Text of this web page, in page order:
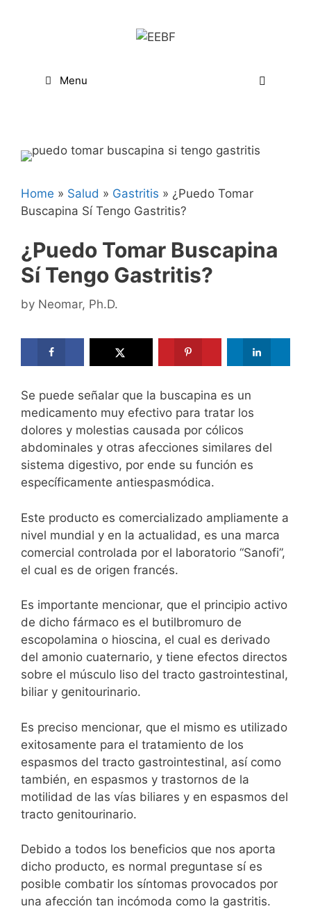
Menu
Home » Salud » Gastritis » ¿Puedo Tomar
Buscapina Sí Tengo Gastritis?
¿Puedo Tomar Buscapina
Sí Tengo Gastritis?
by Neomar, Ph.D.
Se puede señalar que la buscapina es un
medicamento muy efectivo para tratar los
dolores y molestias causada por cólicos
abdominales y otras afecciones similares del
sistema digestivo, por ende su función es
específicamente antiespasmódica.
Este producto es comercializado ampliamente a
nivel mundial y en la actualidad, es una marca
comercial controlada por el laboratorio “Sanofi”,
el cual es de origen francés.
Es importante mencionar, que el principio activo
de dicho fármaco es el butilbromuro de
escopolamina o hioscina, el cual es derivado
del amonio cuaternario, y tiene efectos directos
sobre el músculo liso del tracto gastrointestinal,
biliar y genitourinario.
Es preciso mencionar, que el mismo es utilizado
exitosamente para el tratamiento de los
espasmos del tracto gastrointestinal, así como
también, en espasmos y trastornos de la
motilidad de las vías biliares y en espasmos del
tracto genitourinario.
Debido a todos los beneficios que nos aporta
dicho producto, es normal preguntase sí es
posible combatir los síntomas provocados por
una afección tan incómoda como la gastritis.